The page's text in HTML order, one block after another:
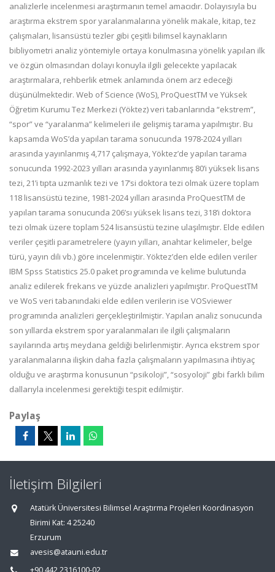
analizlerle incelenmesi araştırmanın temel amacıdır. Dolayısıyla bu
araştırma ekstrem spor yaralanmalarına yönelik makale, kitap, tez
çalışmaları, lisansüstü tezler gibi çeşitli bilimsel kaynakların
bibliyometri analiz yöntemiyle ortaya konulmasına yönelik yapılan ilk
ve özgün olmasından dolayı konuyla ilgili gelecekte yapılacak
araştırmalara, rehberlik etmek anlamında önem arz edeceği
düşünülmektedir. Web of Science (WoS), ProQuestTM ve Yüksek
Öğretim Kurumu Tez Merkezi (Yöktez) veri tabanlarında “ekstrem”,
“spor” ve “yaralanma” kelimeleri ile gelişmiş tarama yapılmıştır. Bu
kapsamda WoS’da yapılan tarama sonucunda 1978-2024 yılları
arasında yayınlanmış 4,717 çalışmaya, Yöktez’de yapılan tarama
sonucunda 1992-2023 yılları arasında yayınlanmış 80’i yüksek lisans
tezi, 21’i tıpta uzmanlık tezi ve 17’si doktora tezi olmak üzere toplam
118 lisansüstü tezine, 1981-2024 yılları arasında ProQuestTM de
yapılan tarama sonucunda 206’sı yüksek lisans tezi, 318’i doktora
tezi olmak üzere toplam 524 lisansüstü tezine ulaşılmıştır. Elde edilen
veriler çeşitli parametrelere (yayın yılları, anahtar kelimeler, belge
türü, yayın dili vb.) göre incelenmiştir. Yöktez’den elde edilen veriler
IBM Spss Statistics 25.0 paket programında ve kelime bulutunda
analiz edilerek frekans ve yüzde analizleri yapılmıştır. ProQuestTM
ve WoS veri tabanındaki elde edilen verilerin ise VOSviewer
programında analizleri gerçekleştirilmiştir. Yapılan analiz sonucunda
son yıllarda ekstrem spor yaralanmaları ile ilgili çalışmaların
sayılarında artış meydana geldiği belirlenmiştir. Ayrıca ekstrem spor
yaralanmalarına ilişkin daha fazla çalışmaların yapılmasına ihtiyaç
olduğu ve araştırma konusunun “psikoloji”, “sosyoloji” gibi farklı bilim
dallarıyla incelenmesi gerektiği tespit edilmiştir.
Paylaş
İletişim Bilgileri
Atatürk Üniversitesi Bilimsel Araştırma Projeleri Koordinasyon
Birimi Kat: 4 25240
Erzurum
avesis@atauni.edu.tr
+90 442 2316100-02